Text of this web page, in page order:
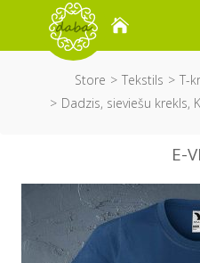
Store Tekstils T-
Dadzis, sieviešu krekls,
E-